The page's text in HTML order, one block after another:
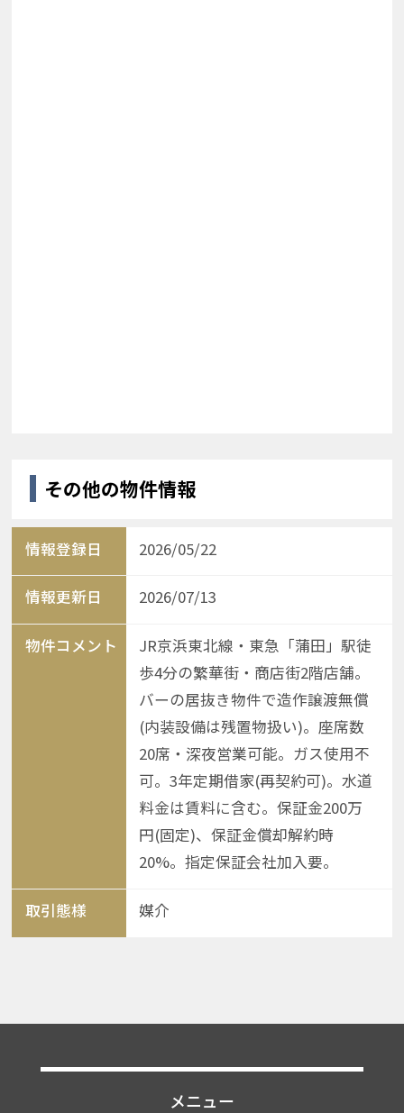
その他の物件情報
情報登録日 2026/05/22
情報更新日 2026/07/13
物件コメント
JR京浜東北線・東急「蒲田」駅徒
歩4分の繁華街・商店街2階店舗。
バーの居抜き物件で造作譲渡無償
(内装設備は残置物扱い)。座席数
20席・深夜営業可能。ガス使用不
可。3年定期借家(再契約可)。水道
料金は賃料に含む。保証金200万
円(固定)、保証金償却解約時
20%。指定保証会社加入要。
取引態様 媒介
メニュー